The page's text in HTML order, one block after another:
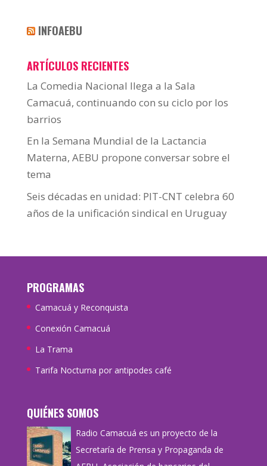
INFOAEBU
ARTÍCULOS RECIENTES
La Comedia Nacional llega a la Sala
Camacuá, continuando con su ciclo por los
barrios
En la Semana Mundial de la Lactancia
Materna, AEBU propone conversar sobre el
tema
Seis décadas en unidad: PIT-CNT celebra 60
años de la unificación sindical en Uruguay
PROGRAMAS
Camacuá y Reconquista
Conexión Camacuá
La Trama
Tarifa Nocturna por antipodes café
QUIÉNES SOMOS
Radio Camacuá es un proyecto de la
Secretaría de Prensa y Propaganda de